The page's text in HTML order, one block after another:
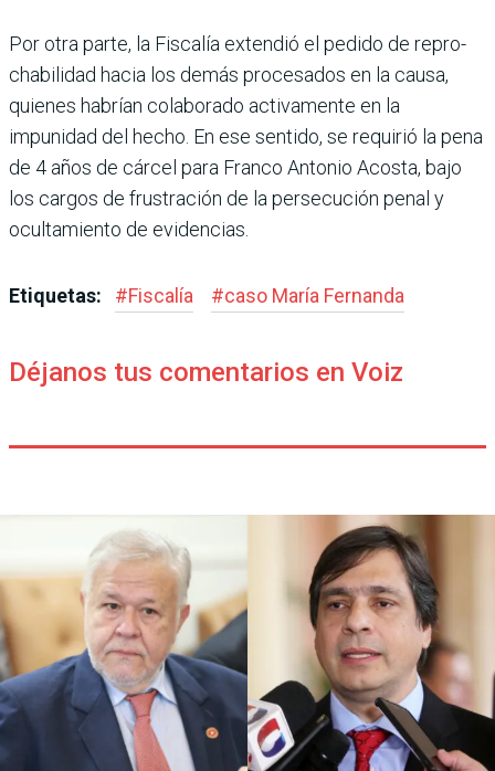
Por otra parte, la Fiscalía extendió el pedido de repro­
chabilidad hacia los demás procesados en la causa,
quie­nes habrían colaborado acti­vamente en la
impunidad del hecho. En ese sentido, se requirió la pena
de 4 años de cárcel para Franco Anto­nio Acosta, bajo
los cargos de frustración de la persecu­ción penal y
ocultamiento de evidencias.
Etiquetas: #Fiscalía #caso María Fernanda
Déjanos tus comentarios en Voiz